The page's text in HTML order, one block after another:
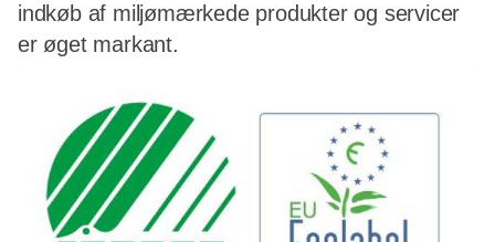
indkøb af miljømærkede produkter og servicer
er øget markant.